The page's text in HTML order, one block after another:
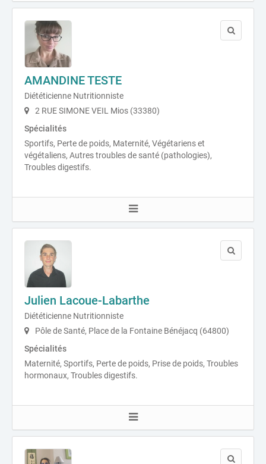
AMANDINE TESTE
Diététicienne Nutritionniste
2 RUE SIMONE VEIL Mios (33380)
Spécialités
Sportifs, Perte de poids, Maternité, Végétariens et
végétaliens, Autres troubles de santé (pathologies),
Troubles digestifs.
Julien Lacoue-Labarthe
Diététicienne Nutritionniste
Pôle de Santé, Place de la Fontaine Bénéjacq (64800)
Spécialités
Maternité, Sportifs, Perte de poids, Prise de poids, Troubles
hormonaux, Troubles digestifs.